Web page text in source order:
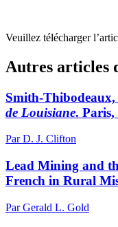
Veuillez télécharger
Autres articles
Smith-
de Louisiane. Paris,
Par D. J. Clifton
Lead Mining and
French in Rural
Par Gerald L. Gold